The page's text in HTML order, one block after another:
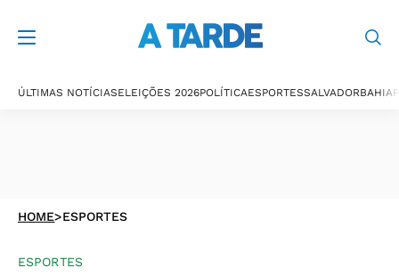
ÚLTIMAS NOTÍCIASELEIÇÕES 2026POLÍTICAESPORTESSALVADORBAHIA
HOME>ESPORTES
ESPORTES